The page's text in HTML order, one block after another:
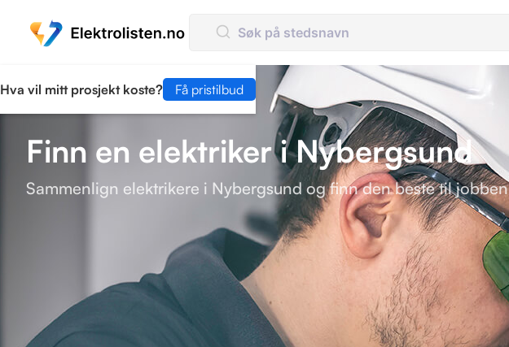
Hva vil mitt prosjekt koste? Få pristilbud
Finn en elektriker i Nybergsund
Sammenlign elektrikere i Nybergsund og finn den beste til jobben